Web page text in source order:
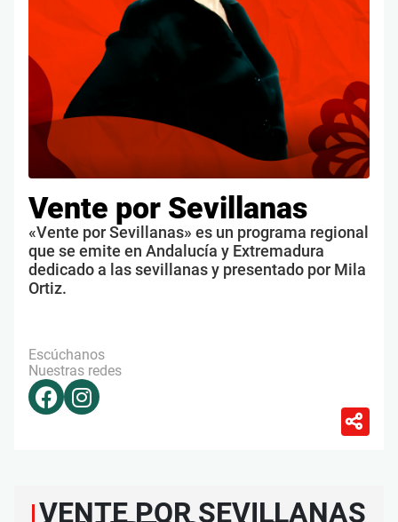
Vente por Sevillanas
«Vente por Sevillanas» es un programa regional
que se emite en Andalucía y Extremadura
dedicado a las sevillanas y presentado por Mila
Ortiz.
Escúchanos
Nuestras redes
VENTE POR SEVILLANAS